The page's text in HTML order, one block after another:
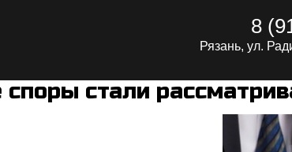
8
Рязань, ул.
стали